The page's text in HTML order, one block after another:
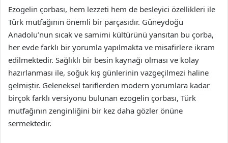
Ezogelin çorbası, hem lezzeti hem de besleyici özellikleri ile
Türk mutfağının önemli bir parçasıdır. Güneydoğu
Anadolu’nun sıcak ve samimi kültürünü yansıtan bu çorba,
her evde farklı bir yorumla yapılmakta ve misafirlere ikram
edilmektedir. Sağlıklı bir besin kaynağı olması ve kolay
hazırlanması ile, soğuk kış günlerinin vazgeçilmezi haline
gelmiştir. Geleneksel tariflerden modern yorumlara kadar
birçok farklı versiyonu bulunan ezogelin çorbası, Türk
mutfağının zenginliğini bir kez daha gözler önüne
sermektedir.